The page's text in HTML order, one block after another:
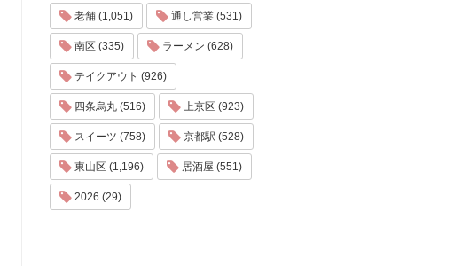
老舗 (1,051) 通し営業 (531)
南区 (335) ラーメン (628)
テイクアウト (926)
四条烏丸 (516) 上京区 (923)
スイーツ (758) 京都駅 (528)
東山区 (1,196) 居酒屋 (551)
2026 (29)